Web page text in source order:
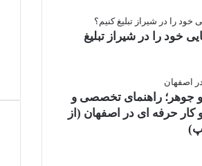
خود را در شیراز تبلیغ
جوهر؛ راهنمای تخصصی و
کار حرفه ای در اصفهان (از